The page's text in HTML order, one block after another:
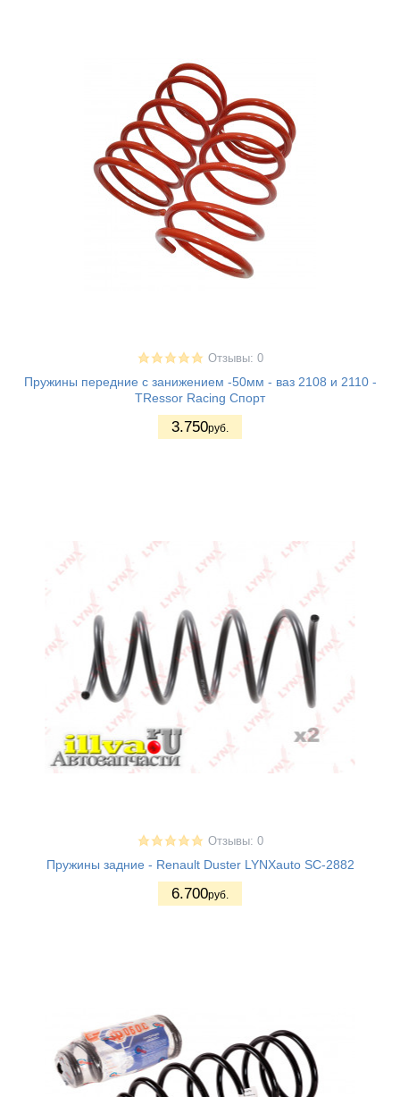
Отзывы: 0
Пружины передние с занижением -50мм - ваз 2108 и 2110 -
TRessor Racing Спорт
3.750руб.
Отзывы: 0
Пружины задние - Renault Duster LYNXauto SC-2882
6.700руб.